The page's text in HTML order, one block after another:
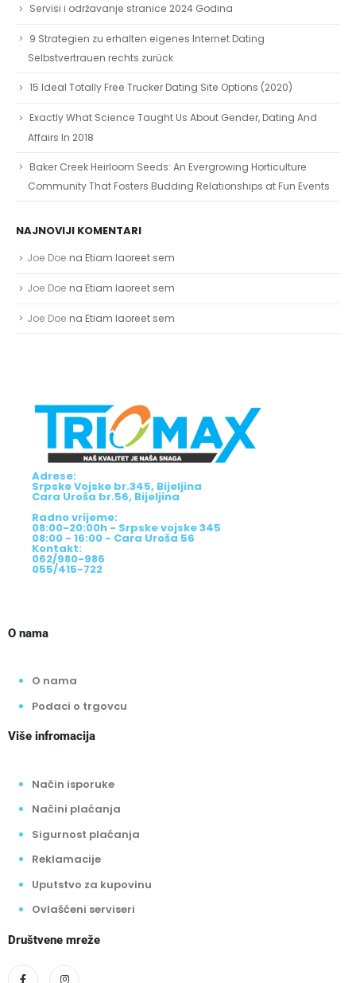
Servisi i održavanje stranice 2024 Godina
9 Strategien zu erhalten eigenes Internet Dating
Selbstvertrauen rechts zurück
15 Ideal Totally Free Trucker Dating Site Options (2020)
Exactly What Science Taught Us About Gender, Dating And
Affairs In 2018
Baker Creek Heirloom Seeds: An Evergrowing Horticulture
Community That Fosters Budding Relationships at Fun Events
NAJNOVIJI KOMENTARI
Joe Doe na Etiam laoreet sem
Joe Doe na Etiam laoreet sem
Joe Doe na Etiam laoreet sem
Adrese:
Srpske Vojske br.345, Bijeljina
Cara Uroša br.56, Bijeljina
Radno vrijeme:
08:00-20:00h - Srpske vojske 345
08:00 - 16:00 - Cara Uroša 56
Kontakt:
062/980-986
055/415-722
O nama
O nama
Podaci o trgovcu
Više infromacija
Način isporuke
Načini plaćanja
Sigurnost plaćanja
Reklamacije
Uputstvo za kupovinu
Ovlašćeni serviseri
Društvene mreže